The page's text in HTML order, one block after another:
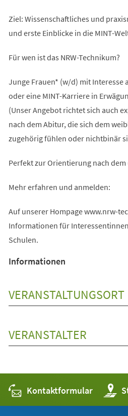
Ziel: Wissenschaftliches und
und erste Einblicke in die MINT-
Für wen ist das NRW-Technikum?
Junge Frauen* (w/d) mit Interesse
oder eine MINT-Karriere in
(Unser Angebot richtet sich auch
nach dem Abitur, die sich dem
zugehörig fühlen oder nichtbinär
Perfekt zur Orientierung nach dem
Mehr erfahren und anmelden:
Auf unserer Hompage www.nrw-
Informationen für
Schulen.
Informationen
VERANSTALTUNGSORT
VERANSTALTER
Kontaktformular
in
einem